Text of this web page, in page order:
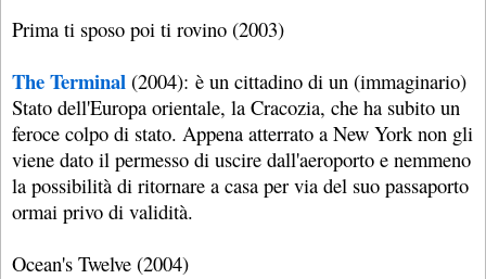
Prima ti sposo poi ti rovino (2003)
The Terminal (2004): è un cittadino di un (immaginario)
Stato dell'Europa orientale, la Cracozia, che ha subito un
feroce colpo di stato. Appena atterrato a New York non gli
viene dato il permesso di uscire dall'aeroporto e nemmeno
la possibilità di ritornare a casa per via del suo passaporto
ormai privo di validità.
Ocean's Twelve (2004)